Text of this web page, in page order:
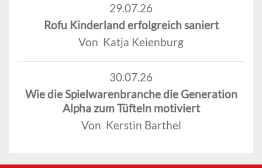
29.07.26
Rofu Kinderland erfolgreich saniert
Von Katja Keienburg
30.07.26
Wie die Spielwarenbranche die Generation
Alpha zum Tüfteln motiviert
Von Kerstin Barthel